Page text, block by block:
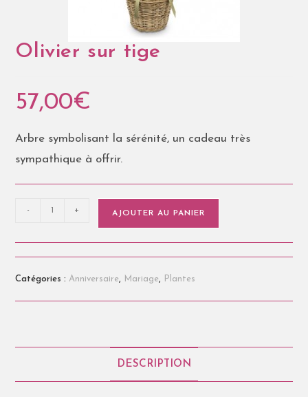
Olivier sur tige
57,00€
Arbre symbolisant la sérénité, un cadeau très
sympathique à offrir.
- + AJOUTER AU PANIER
Catégories :Anniversaire, Mariage, Plantes
DESCRIPTION